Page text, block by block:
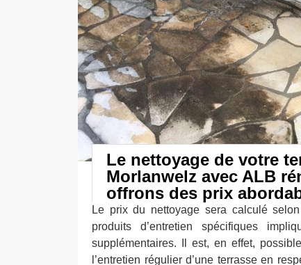
Le nettoyage de votre
Morlanwelz avec ALB
offrons des prix
Le prix du nettoyage sera calculé
produits d’entretien spécifiques
supplémentaires. Il est, en effet,
l’entretien régulier d’une terrasse en